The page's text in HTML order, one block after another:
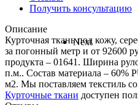
Next
Получить консультацию
Описание
Курточная ткань под кожу,
за погонный метр и от 92600
продукта – 01641. Ширина
п.м.. Состав материала – 60%
м2. Мы поставляем текстиль
Курточные ткани доступен